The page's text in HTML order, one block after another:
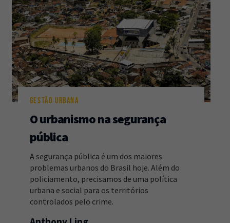
GESTÃO URBANA
O urbanismo na segurança
pública
A segurança pública é um dos maiores
problemas urbanos do Brasil hoje. Além do
policiamento, precisamos de uma política
urbana e social para os territórios
controlados pelo crime.